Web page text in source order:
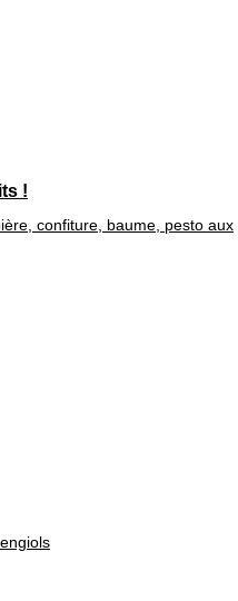
!